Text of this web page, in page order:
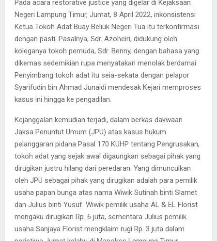
Pada acara restorative justice yang digelar di Kejaksaan
Negeri Lampung Timur, Jumat, 8 April 2022, inkonsistensi
Ketua Tokoh Adat Buay Beliuk Negeri Tua itu terkonfirmasi
dengan pasti. Pasalnya, Sdr. Azoheiri, didukung oleh
koleganya tokoh pemuda, Sdr. Benny, dengan bahasa yang
dikemas sedemikian rupa menyatakan menolak berdamai.
Penyimbang tokoh adat itu seia-sekata dengan pelapor
Syarifudin bin Ahmad Junaidi mendesak Kejari memproses
kasus ini hingga ke pengadilan.
Kejanggalan kemudian terjadi, dalam berkas dakwaan
Jaksa Penuntut Umum (JPU) atas kasus hukum
pelanggaran pidana Pasal 170 KUHP tentang Pengrusakan,
tokoh adat yang sejak awal digaungkan sebagai pihak yang
dirugikan justru hilang dari peredaran. Yang dimunculkan
oleh JPU sebagai pihak yang dirugikan adalah para pemilik
usaha papan bunga atas nama Wiwik Sutinah binti Slamet
dan Julius binti Yusuf. Wiwik pemilik usaha AL & EL Florist
mengaku dirugikan Rp. 6 juta, sementara Julius pemilik
usaha Sanjaya Florist mengklaim rugi Rp. 3 juta dalam